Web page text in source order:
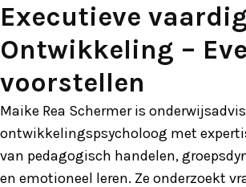
Executieve
Ontwikkeling –
voorstellen
Maike Rea Schermer is
ontwikkelingspsycholoog met
van pedagogisch handelen,
en emotioneel leren. Ze onderzoekt